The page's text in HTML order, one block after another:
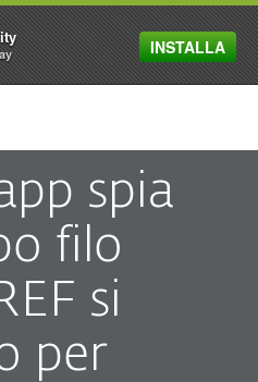
MENU
spia
filo
si
per
INSTALLA